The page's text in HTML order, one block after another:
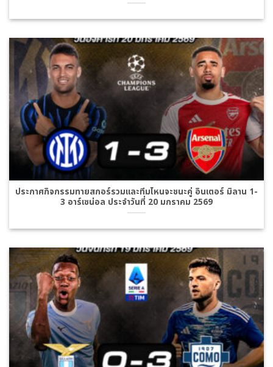
ประกาศกิจกรรมทายสกอร์รวมและทีมไหนจะชนะคู่ อินเตอร์ มิลาน 1-
3 อาร์เซน่อล ประจำวันที่ 20 มกราคม 2569